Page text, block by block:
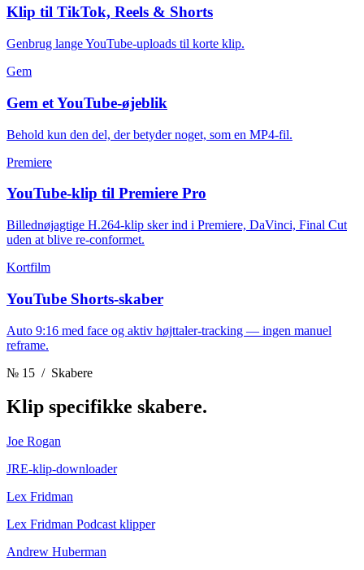
Klip til TikTok, Reels & Shorts
Genbrug lange YouTube-uploads til korte klip.
Gem
Gem et YouTube-øjeblik
Behold kun den del, der betyder noget, som en MP4-fil.
Premiere
YouTube-klip til Premiere Pro
Billednøjagtige H.264-klip sker ind i Premiere, DaVinci, Final Cut
uden at blive re-conformet.
Kortfilm
YouTube Shorts-skaber
Auto 9:16 med face og aktiv højttaler-tracking — ingen manuel
reframe.
№ 15 / Skabere
Klip specifikke skabere.
Joe Rogan
JRE-klip-downloader
Lex Fridman
Lex Fridman Podcast klipper
Andrew Huberman